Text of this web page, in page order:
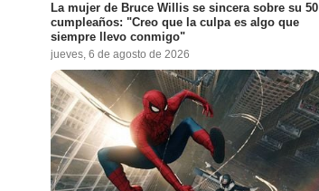
La mujer de Bruce Willis se sincera sobre su 50
cumpleaños: "Creo que la culpa es algo que
siempre llevo conmigo"
jueves, 6 de agosto de 2026